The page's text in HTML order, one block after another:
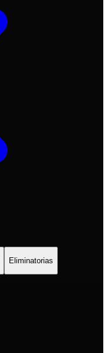
Eliminatorias